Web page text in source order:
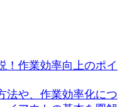
！作業効率向上のポイ
法や、作業効率化につ